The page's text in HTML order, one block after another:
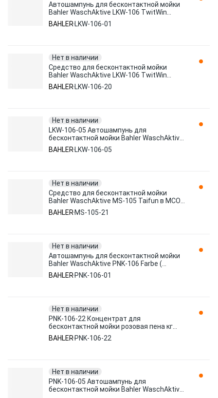
Автошампунь для бесконтактной мойки
Bahler WaschAktive LKW-106 TwitWin
(двухкомпонентный зимний) 1л LKW-106-
01
BAHLER LKW-106-01
Нет в наличии
Средство для бесконтактной мойки
Bahler WaschAktive LKW-106 TwitWin
(двухкомпонентный зимний) 20л LKW-
106-20
BAHLER LKW-106-20
Нет в наличии
LKW-106-05 Автошампунь для
бесконтактной мойки Bahler WaschAktive
LKW-106 TwitWin (двухкомпонентный
BAHLER LKW-106-05
Нет в наличии
Средство для бесконтактной мойки
Bahler WaschAktive MS-105 Taifun в МСО
1:3-1:5 (концентрат) 21кг MS-105-21
BAHLER MS-105-21
Нет в наличии
Автошампунь для бесконтактной мойки
Bahler WaschAktive PNK-106 Farbe (
розовая пена) 1л PNK-106-01
BAHLER PNK-106-01
Нет в наличии
PNK-106-22 Концентрат для
бесконтактной мойки розовая пена кг
BAHLER
BAHLER PNK-106-22
Нет в наличии
PNK-106-05 Автошампунь для
бесконтактной мойки Bahler WaschAktive